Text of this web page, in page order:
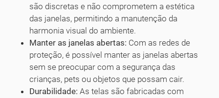
são discretas e não comprometem a estética
das janelas, permitindo a manutenção da
harmonia visual do ambiente.
Manter as janelas abertas: Com as redes de
proteção, é possível manter as janelas abertas
sem se preocupar com a segurança das
crianças, pets ou objetos que possam cair.
Durabilidade: As telas são fabricadas com